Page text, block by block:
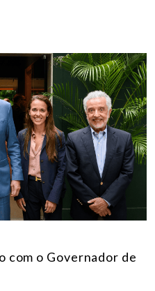
com o Governador de